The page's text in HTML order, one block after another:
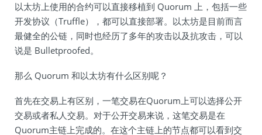
以太坊上使用的合约可以直接移植到 Quorum 上，包括一些
开发协议（Truffle），都可以直接部署。以太坊是目前而言
最健全的公链，同时也经历了多年的攻击以及抗攻击，可以
说是 Bulletproofed。
那么 Quorum 和以太坊有什么区别呢？
首先在交易上有区别，一笔交易在Quorum上可以选择公开
交易或者私人交易。对于公开交易来说，这笔交易是在
Quorum主链上完成的。在这个主链上的节点都可以看到交